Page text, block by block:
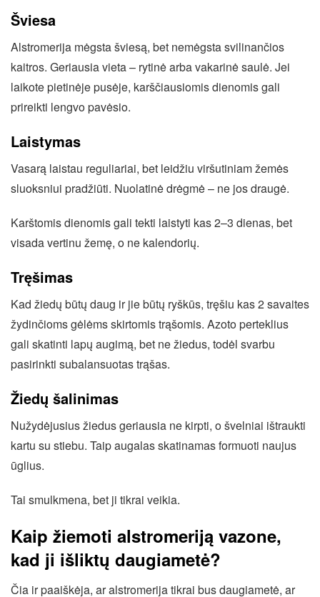
Šviesa
Alstromerija mėgsta šviesą, bet nemėgsta svilinančios
kaitros. Geriausia vieta – rytinė arba vakarinė saulė. Jei
laikote pietinėje pusėje, karščiausiomis dienomis gali
prireikti lengvo pavėsio.
Laistymas
Vasarą laistau reguliariai, bet leidžiu viršutiniam žemės
sluoksniui pradžiūti. Nuolatinė drėgmė – ne jos draugė.
Karštomis dienomis gali tekti laistyti kas 2–3 dienas, bet
visada vertinu žemę, o ne kalendorių.
Tręšimas
Kad žiedų būtų daug ir jie būtų ryškūs, tręšiu kas 2 savaites
žydinčioms gėlėms skirtomis trąšomis. Azoto perteklius
gali skatinti lapų augimą, bet ne žiedus, todėl svarbu
pasirinkti subalansuotas trąšas.
Žiedų šalinimas
Nužydėjusius žiedus geriausia ne kirpti, o švelniai ištraukti
kartu su stiebu. Taip augalas skatinamas formuoti naujus
ūglius.
Tai smulkmena, bet ji tikrai veikia.
Kaip žiemoti alstromeriją vazone,
kad ji išliktų daugiametė?
Čia ir paaiškėja, ar alstromerija tikrai bus daugiametė, ar